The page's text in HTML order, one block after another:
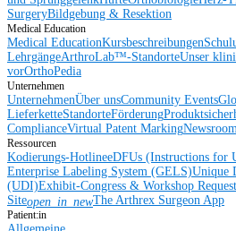
SurgeryBildgebung & Resektion
Medical Education
Medical EducationKursbeschreibungen
LehrgängeArthroLab™-StandorteUnser
vorOrthoPedia
Unternehmen
UnternehmenÜber unsCommunity Events
LieferketteStandorteFörderung
ComplianceVirtual Patent MarkingNewsroom
Ressourcen
Kodierungs-HotlineeDFUs (Instructions for
Enterprise Labeling System (GELS)Unique
(UDI)Exhibit-Congress & Workshop
Siteopen_in_newThe Arthrex Surgeon App
Patient:in